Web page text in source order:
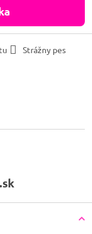
Strážny pes